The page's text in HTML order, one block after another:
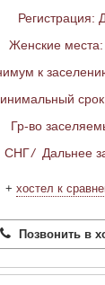
Регистрация:
Женские
к
Гр-во
СНГ/ Дальнее
+ хостел к
Позвонить в